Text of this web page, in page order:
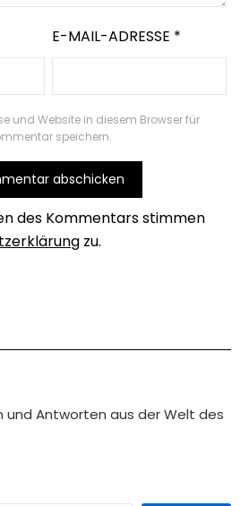
E-MAIL-ADRESSE *
und Website in diesem Browser für
speichern.
des Kommentars stimmen
zu.
und Antworten aus der Welt des